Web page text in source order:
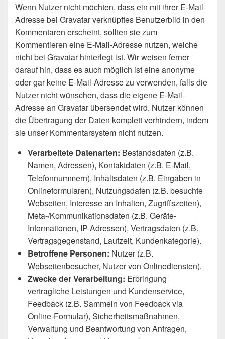
Wenn Nutzer nicht möchten, dass ein mit ihrer E-Mail-
Adresse bei Gravatar verknüpftes Benutzerbild in den
Kommentaren erscheint, sollten sie zum
Kommentieren eine E-Mail-Adresse nutzen, welche
nicht bei Gravatar hinterlegt ist. Wir weisen ferner
darauf hin, dass es auch möglich ist eine anonyme
oder gar keine E-Mail-Adresse zu verwenden, falls die
Nutzer nicht wünschen, dass die eigene E-Mail-
Adresse an Gravatar übersendet wird. Nutzer können
die Übertragung der Daten komplett verhindern, indem
sie unser Kommentarsystem nicht nutzen.
Verarbeitete Datenarten: Bestandsdaten (z.B.
Namen, Adressen), Kontaktdaten (z.B. E-Mail,
Telefonnummern), Inhaltsdaten (z.B. Eingaben in
Onlineformularen), Nutzungsdaten (z.B. besuchte
Webseiten, Interesse an Inhalten, Zugriffszeiten),
Meta-/Kommunikationsdaten (z.B. Geräte-
Informationen, IP-Adressen), Vertragsdaten (z.B.
Vertragsgegenstand, Laufzeit, Kundenkategorie).
Betroffene Personen: Nutzer (z.B.
Webseitenbesucher, Nutzer von Onlinediensten).
Zwecke der Verarbeitung: Erbringung
vertragliche Leistungen und Kundenservice,
Feedback (z.B. Sammeln von Feedback via
Online-Formular), Sicherheitsmaßnahmen,
Verwaltung und Beantwortung von Anfragen,